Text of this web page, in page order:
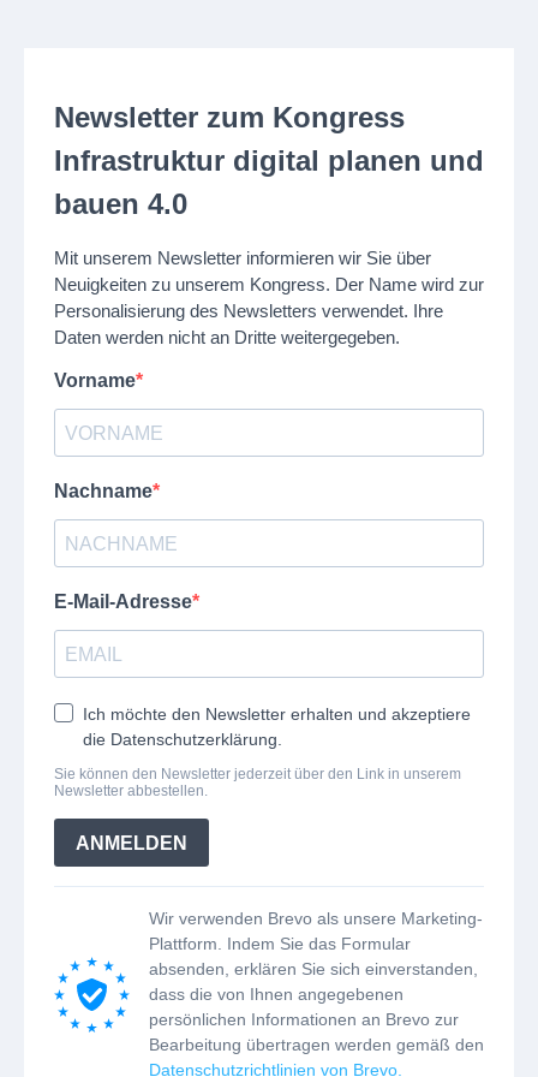
Newsletter zum Kongress
Infrastruktur digital planen und
bauen 4.0
Mit unserem Newsletter informieren wir Sie über
Neuigkeiten zu unserem Kongress. Der Name wird zur
Personalisierung des Newsletters verwendet. Ihre
Daten werden nicht an Dritte weitergegeben.
Vorname
Nachname
E-Mail-Adresse
Ich möchte den Newsletter erhalten und akzeptiere
die Datenschutzerklärung.
Sie können den Newsletter jederzeit über den Link in unserem
Newsletter abbestellen.
ANMELDEN
Wir verwenden Brevo als unsere Marketing-
Plattform. Indem Sie das Formular
absenden, erklären Sie sich einverstanden,
dass die von Ihnen angegebenen
persönlichen Informationen an Brevo zur
Bearbeitung übertragen werden gemäß den
Datenschutzrichtlinien von Brevo.